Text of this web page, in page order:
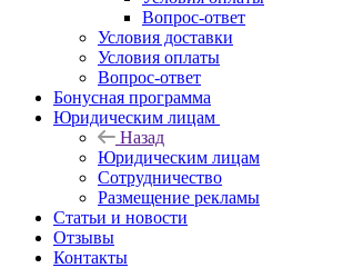
Вопрос-ответ
Условия доставки
Условия оплаты
Вопрос-ответ
Бонусная программа
Юридическим лицам
Назад
Юридическим лицам
Сотрудничество
Размещение рекламы
Статьи и новости
Отзывы
Контакты